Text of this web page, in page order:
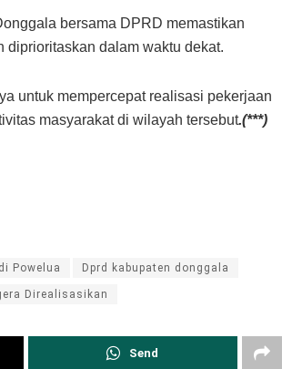
bersama DPRD memastikan
dalam waktu dekat.
untuk mempercepat realisasi pekerjaan
masyarakat di wilayah tersebut.(***)
Powelua Dprd kabupaten donggala
Direalisasikan
Send